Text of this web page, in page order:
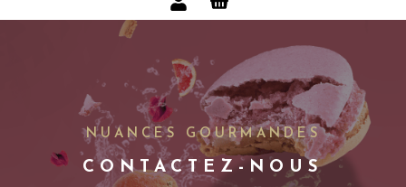
NUANCES GOURMANDES
CONTACTEZ-NOUS